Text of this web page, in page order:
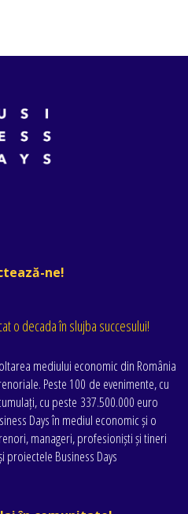
ne!
o decada în slujba succesului!
mediului economic din România
Peste 100 de evenimente, cu
, cu peste 337.500.000 euro
Days în mediul economic și o
manageri, profesioniști și tineri
proiectele Business Days